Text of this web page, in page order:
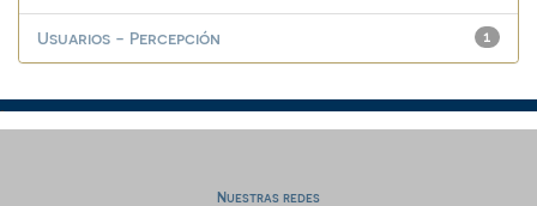
1
Usuarios - Percepción
Nuestras redes